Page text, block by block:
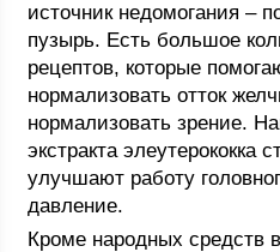
источник недомогания –
пузырь. Есть большое
рецептов, которые
нормализовать отток
нормализовать зрение.
экстракта элеутерококка
улучшают работу
давление.
Кроме народных средств